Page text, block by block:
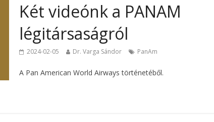
Két videónk a PANAM
légitársaságról
2024-02-05 Dr. Varga Sándor PanAm
A Pan American World Airways történetéből.